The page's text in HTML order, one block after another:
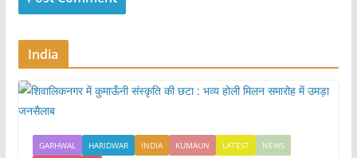
India
GARHWAL HARIDWAR INDIA KUMAUN LATEST
NEWS